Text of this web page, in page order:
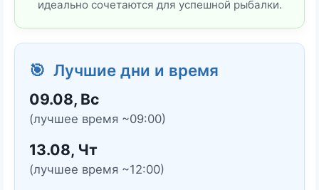
идеально сочетаются для успешной рыбалки.
🎯 Лучшие дни и время
09.08, Вс
(лучшее время ~09:00)
13.08, Чт
(лучшее время ~12:00)